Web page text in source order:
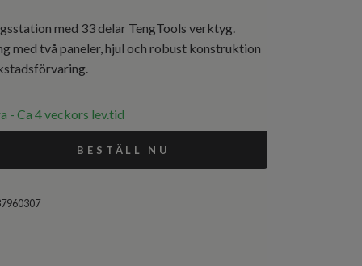
med 33 delar TengTools verktyg.
med två paneler, hjul och robust konstruktion
- Ca 4 veckors lev.tid
BESTÄLL NU